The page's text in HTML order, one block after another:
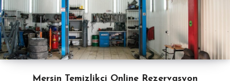
Mersin Temizlikçi Online Rezervasyon